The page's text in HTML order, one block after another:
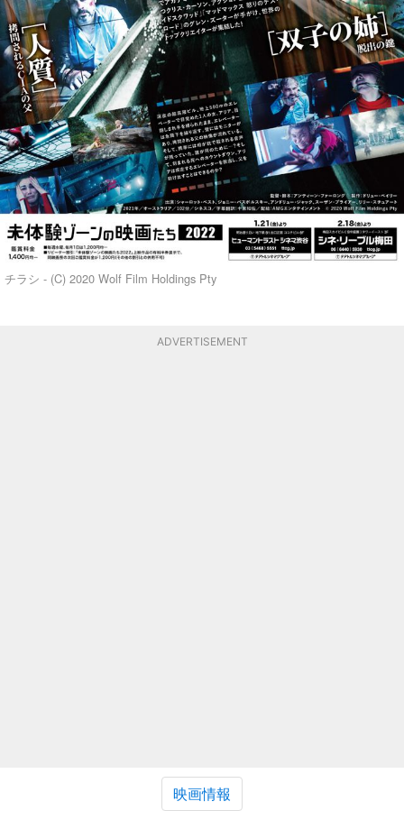
チラシ - (C) 2020 Wolf Film Holdings Pty
ADVERTISEMENT
映画情報